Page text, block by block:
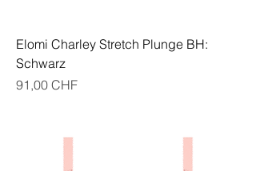
Elomi Charley Stretch Plunge BH:
Schwarz
Preis
91,00 CHF